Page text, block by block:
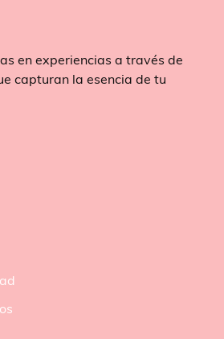
en experiencias a través de
capturan la esencia de tu